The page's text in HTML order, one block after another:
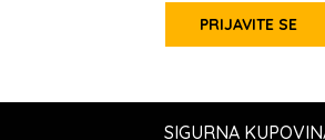
PRIJAVITE SE
SIGURNA